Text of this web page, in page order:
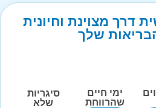
דרך מצוינת וחיונית
שלך
ימי חיים
שהרווחת
סיגריות
שלא